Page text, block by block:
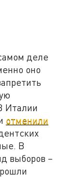
деле
оно
Италии
отменили
В
выборов –